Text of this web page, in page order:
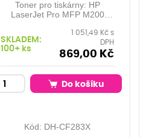
Toner pro tiskárny: HP
LaserJet Pro MFP M200
M201n, MFP M202dw, MFP
M202n, MFP M225dn, MFP
M225dw, ... Orientační
pokrytí Barva: black
SKLADEM:
100+ ks
1 051,49 Kč s
DPH
869,00 Kč
Do košíku
Kód: DH-CF283X